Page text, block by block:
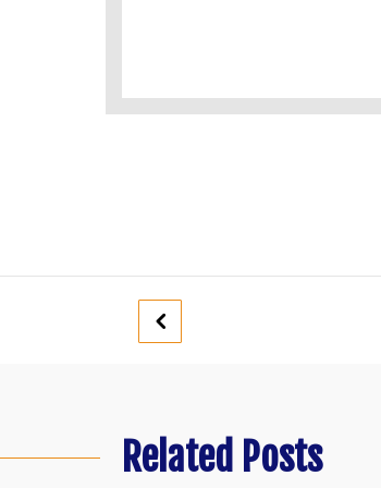
Related Posts